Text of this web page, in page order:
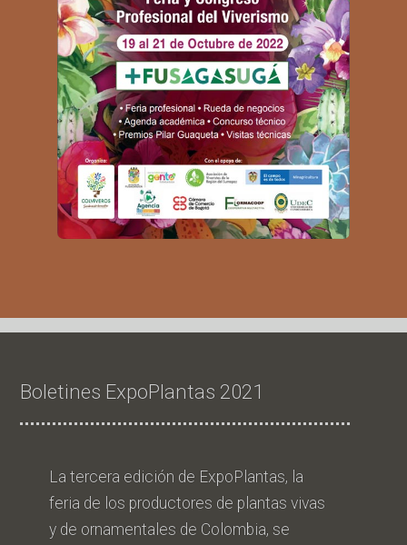
Boletines ExpoPlantas 2021
La tercera edición de ExpoPlantas, la
feria de los productores de plantas vivas
y de ornamentales de Colombia, se